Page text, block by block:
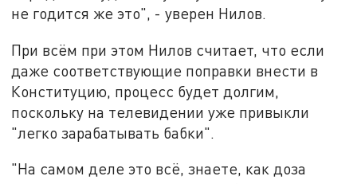
не годится же это", - уверен Нилов.
При всём при этом Нилов считает, что если
даже соответствующие поправки внести в
Конституцию, процесс будет долгим,
поскольку на телевидении уже привыкли
"легко зарабатывать бабки".
"На самом деле это всё, знаете, как доза